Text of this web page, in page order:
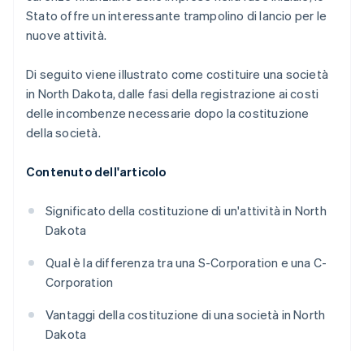
Stato offre un interessante trampolino di lancio per le
nuove attività.
Di seguito viene illustrato come costituire una società
in North Dakota, dalle fasi della registrazione ai costi
delle incombenze necessarie dopo la costituzione
della società.
Contenuto dell'articolo
Significato della costituzione di un'attività in North
Dakota
Qual è la differenza tra una S-Corporation e una C-
Corporation
Vantaggi della costituzione di una società in North
Dakota